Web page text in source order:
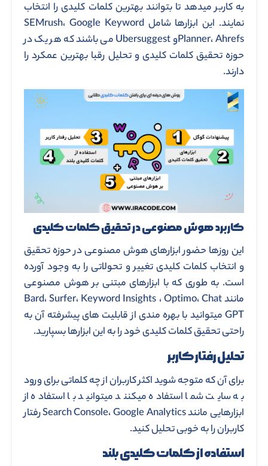
به کاربر میدهد تا بتوانند بهترین کلمات کلیدی را انتخاب
نمایند. این ابزارها شامل SEMrush، Google Keyword
Planner، Ahrefsو Ubersuggest می باشند که هر یک در
حوزه تحقیق کلمات کلیدی و تحلیل رقبا بهترین عمکرد را
دارند.
کاربرد هوش مصنوعی در تحقیق کلمات کلیدی
این روزها حضور ابزارهای هوش مصنوعی در حوزه تحقیق
و انتخاب کلمات کلیدی تغییر و تحولاتی را به وجود آورده
است. به طوری که با ابزارهای مبتنی بر هوش مصنوعی
مانند Bard، Surfer، Keyword Insights ، Optimo، Chat
GPT میتوانید با بهره مندی از قابلیت های پیشرفته آن به
راحتی تحقیق کلمات کلیدی خود را به این ابزارها بسپارید.
تحلیل رفتار کاربر
برای آن که متوجه شوید اکثر کاربران از چه کلماتی برای ورود
به سایت شما استفاده میکنند میتوانید با استفاده از
ابزارهایی مانند Search Console، Google Analytics رفتار
کاربران را به خوبی تحلیل کنید.
استفاده از کلمات کلیدی بلند